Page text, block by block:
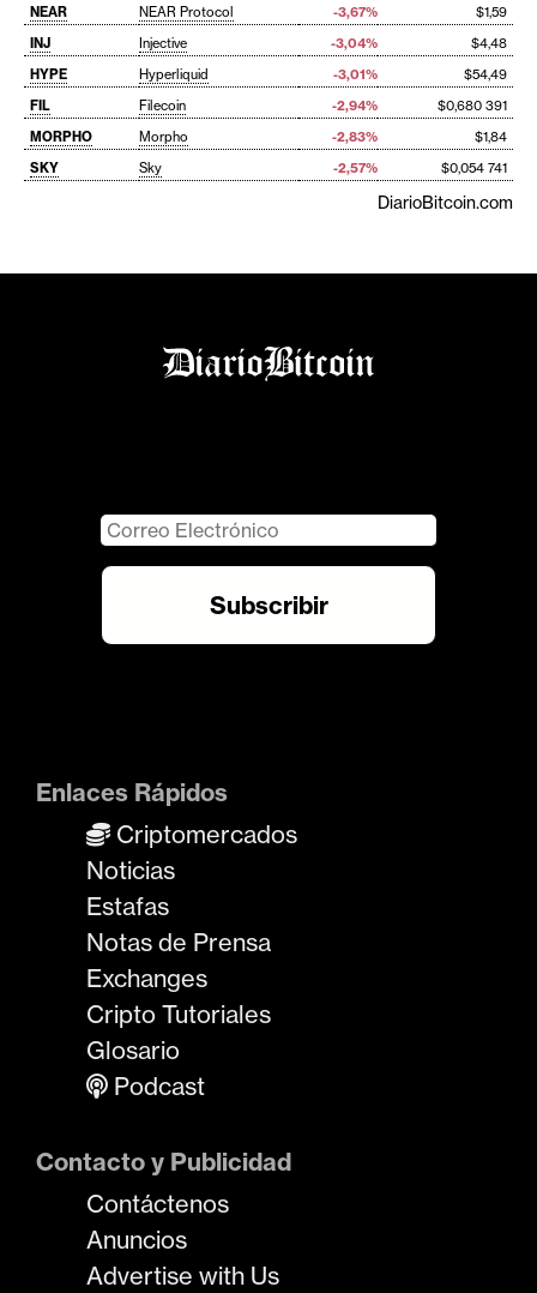
NEAR NEAR Protocol -3,67%
$1,59
INJ
Injective -3,04%
$4,48
HYPE
Hyperliquid -3,01%
$54,49
FIL
Filecoin -2,94%
$0,680 391
MORPHO
Morpho -2,83%
$1,84
SKY
Sky -2,57% $0,054 741
DiarioBitcoin.com
Enlaces Rápidos
Criptomercados
Noticias
Estafas
Notas de Prensa
Exchanges
Cripto Tutoriales
Glosario
Podcast
Contacto y Publicidad
Contáctenos
Anuncios
Advertise with Us